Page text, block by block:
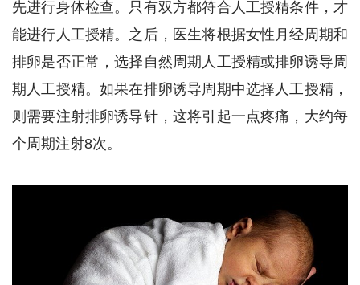
先进行身体检查。只有双方都符合人工授精条件，才
能进行人工授精。之后，医生将根据女性月经周期和
排卵是否正常，选择自然周期人工授精或排卵诱导周
期人工授精。如果在排卵诱导周期中选择人工授精，
则需要注射排卵诱导针，这将引起一点疼痛，大约每
个周期注射8次。